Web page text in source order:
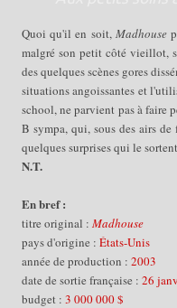
Quoi qu'il en soit, Madhouse
malgré son petit côté vieillot,
des quelques scènes gores
situations angoissantes et
school, ne parvient pas à faire
B sympa, qui, sous des airs
quelques surprises qui le
N.T.
En bref :
titre original : Madhouse
pays d'origine : États-Unis
année de production : 2003
date de sortie française : 26
budget : 3 000 000 $